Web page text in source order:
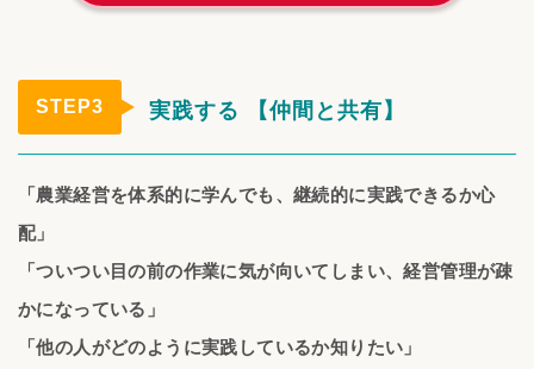
STEP3 実践する 【仲間と共有】
「農業経営を体系的に学んでも、継続的に実践できるか心
配」
「ついつい目の前の作業に気が向いてしまい、経営管理が疎
かになっている」
「他の人がどのように実践しているか知りたい」